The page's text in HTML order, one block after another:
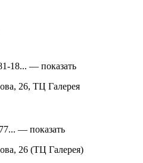
18... — показать
26, ТЦ Галерея
— показать
26 (ТЦ Галерея)